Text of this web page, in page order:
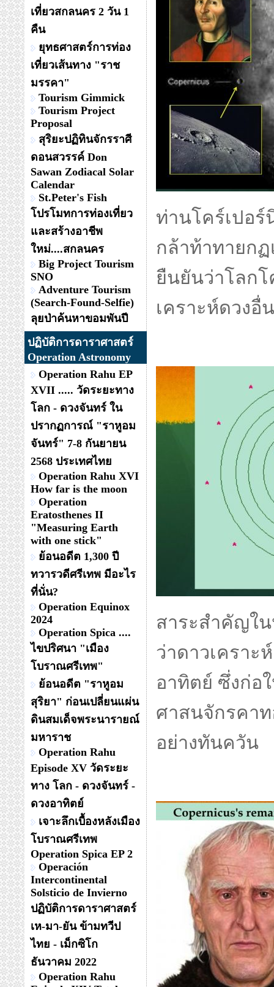
เที่ยวสกลนคร 2 วัน 1
คืน
ยุทธศาสตร์การท่อง
เที่ยวเส้นทาง "ราช
มรรคา"
Tourism Gimmick
Tourism Project
Proposal
สุริยะปฏิทินจักรราศี
ดอนสวรรค์ Don
Sawan Zodiacal Solar
Calendar
St.Peter's Fish
โปรโมทการท่องเที่ยว
และสร้างอาชีพ
ใหม่....สกลนคร
Big Project Tourism
SNO
Adventure Tourism
(Search-Found-Selfie)
ลุยป่าค้นหาขอมพันปี
ปฏิบัติการดาราศาสตร์
Operation Astronomy
Operation Rahu EP
XVII ..... วัดระยะทาง
โลก - ดวงจันทร์ ใน
ปรากฏการณ์ "ราหูอม
จันทร์" 7-8 กันยายน
2568 ประเทศไทย
Operation Rahu XVI
How far is the moon
Operation
Eratosthenes II
"Measuring Earth
with one stick"
ย้อนอดีต 1,300 ปี
ทวารวดีศรีเทพ มีอะไร
ที่นั่น?
Operation Equinox
2024
Operation Spica ....
ไขปริศนา "เมือง
โบราณศรีเทพ"
ย้อนอดีต "ราหูอม
สุริยา" ก่อนเปลี่ยนแผ่น
ดินสมเด็จพระนารายณ์
มหาราช
Operation Rahu
Episode XV วัดระยะ
ทาง โลก - ดวงจันทร์ -
ดวงอาทิตย์
เจาะลึกเบื้องหลังเมือง
โบราณศรีเทพ
Operation Spica EP 2
Operación
Intercontinental
Solsticio de Invierno
ปฏิบัติการดาราศาสตร์
เห-มา-ยัน ข้ามทวีป
ไทย - เม็กซิโก
ธันวาคม 2022
Operation Rahu
ท่านโคร์เปอ
กล้าท้าทายก
ยืนยันว่าโลก
เคราะห์ดวงอื่
สาระสำคัญใ
ว่าดาวเคราะ
อาทิตย์ ซึ่งก่อ
ศาสนจักรคา
อย่างทันควัน